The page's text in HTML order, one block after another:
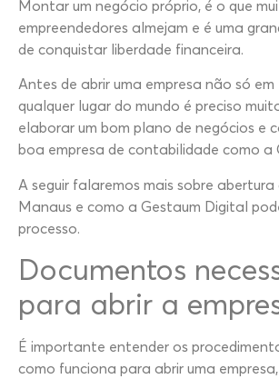
Montar um negócio próprio, é o que
empreendedores almejam e é uma
de conquistar liberdade financeira.
Antes de abrir uma empresa não só em
qualquer lugar do mundo é preciso
elaborar um bom plano de negócios e
boa empresa de contabilidade como a
A seguir falaremos mais sobre abertura
Manaus e como a Gestaum Digital
processo.
Documentos
para abrir a
É importante entender os
como funciona para abrir uma